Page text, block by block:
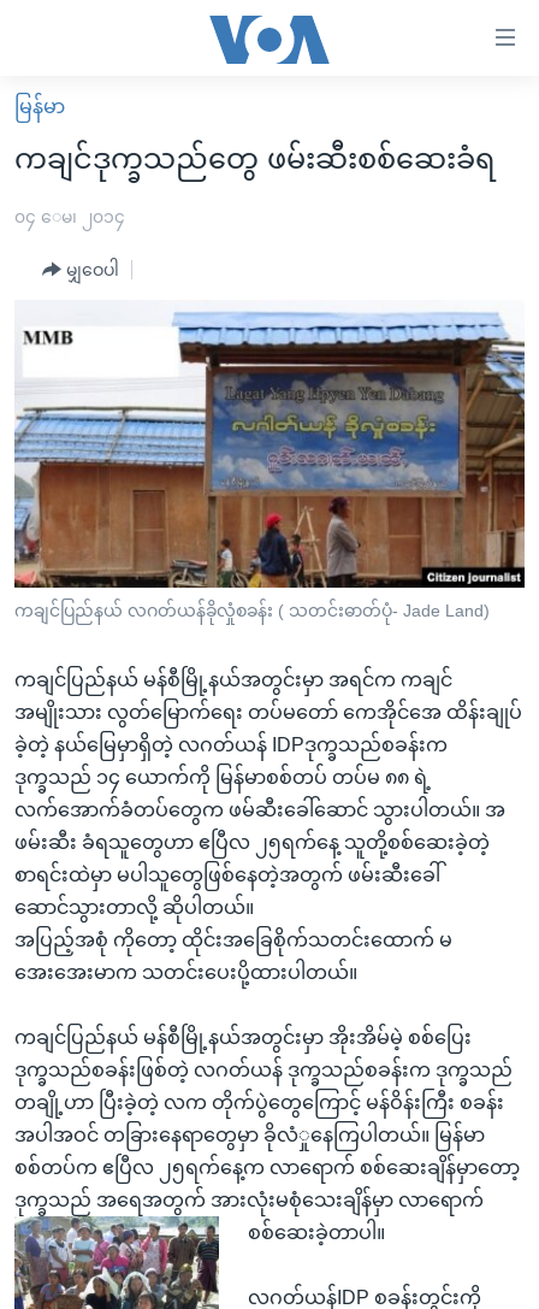
လွယ်ကူ
စေ
Link
များ
အကြောင်းအရာ
ကျော်
ကြည့်
ရန်
ပင်မ
အ
ညွန်း
စာမျက်နှာ
ကျော်
ကြည့်
ရန်
ရှာဖွေ
ရန်
နေရာ
သို့
ကျော်
ရန်
မူလစာမျက်နှာ
မြန်မာ
ကမ္ဘာ့သတင်းများ
နိုင်ငံတကာ
တရုတ်
ရပ်ဝန်းတခု လမ်းတခု အလွန်
အမေရိကန်သုံးအီဒီယံ
မကြေးမုံရဲ့ အင်္ဂလိပ်စာ
ရုပ်ရှင်ထဲက အင်္ဂလိပ်စာ
သုတပဒေသာ အင်္ဂလိပ်စာ
အပတ်စဉ်ကဏ္ဍများ
ရေဒီယို
တီဗွီ
ရေဒီယိုနှင့်ရုပ်သံ အချက်အလက်များ
ရေဒီယို/တီဗွီအစီအစဉ်
Learning English
ဘာသာစကားများ
မြန်မာ
ကချင်ဒုက္ခသည်တွေ ဖမ်းဆီးစစ်ဆေးခံရ
၀၄ ေမ၊ ၂၀၁၄
မျှဝေပါ
ကချင်ပြည်နယ် လဂတ်ယန်ခိုလှုံစခန်း ( သတင်းဓာတ်ပုံ- Jade Land)
ကချင်ပြည်နယ် မန်စီမြို့နယ်အတွင်းမှာ အရင်က ကချင်
အမျိုးသား လွတ်မြောက်ရေး တပ်မတော် ကေအိုင်အေ ထိန်းချုပ်
ခဲ့တဲ့ နယ်မြေမှာရှိတဲ့ လဂတ်ယန် IDPဒုက္ခသည်စခန်းက
ဒုက္ခသည် ၁၄ ယောက်ကို မြန်မာစစ်တပ် တပ်မ ၈၈ ရဲ့
လက်အောက်ခံတပ်တွေက ဖမ်ဆီးခေါ်ဆောင် သွားပါတယ်။ အ
ဖမ်းဆီး ခံရသူတွေဟာ ဧပြီလ ၂၅ရက်နေ့ သူတို့စစ်ဆေးခဲ့တဲ့
စာရင်းထဲမှာ မပါသူတွေဖြစ်နေတဲ့အတွက် ဖမ်းဆီးခေါ်
ဆောင်သွားတာလို့ ဆိုပါတယ်။
အပြည့်အစုံ ကိုတော့ ထိုင်းအခြေစိုက်သတင်းထောက် မ
အေးအေးမာက သတင်းပေးပို့ထားပါတယ်။
ကချင်ပြည်နယ် မန်စီမြို့နယ်အတွင်းမှာ အိုးအိမ်မဲ့ စစ်ပြေး
ဒုက္ခသည်စခန်းဖြစ်တဲ့ လဂတ်ယန် ဒုက္ခသည်စခန်းက ဒုက္ခသည်
တချို့ဟာ ပြီးခဲ့တဲ့ လက တိုက်ပွဲတွေကြောင့် မန်ဝိန်းကြီး စခန်း
အပါအဝင် တခြားနေရာတွေမှာ ခိုလံှုနေကြပါတယ်။ မြန်မာ
စစ်တပ်က ဧပြီလ ၂၅ရက်နေ့က လာရောက် စစ်ဆေးချိန်မှာတော့
ဒုက္ခသည် အရေအတွက် အားလုံးမစုံသေးချိန်မှာ လာရောက်
စစ်ဆေးခဲ့တာပါ။
လဂတ်ယန်IDP စခန်းတွင်းကို